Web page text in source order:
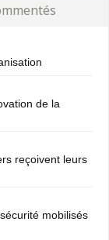
de la
reçoivent leurs
mobilisés